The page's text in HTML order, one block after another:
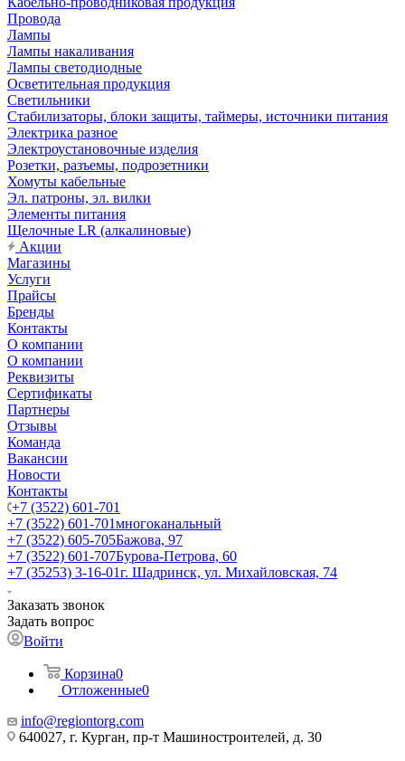
Провода
Лампы
Лампы накаливания
Лампы светодиодные
Осветительная продукция
Светильники
Стабилизаторы, блоки защиты, таймеры, источники питания
Электрика разное
Электроустановочные изделия
Розетки, разъемы, подрозетники
Хомуты кабельные
Эл. патроны, эл. вилки
Элементы питания
Щелочные LR (алкалиновые)
Акции
Магазины
Услуги
Прайсы
Бренды
Контакты
О компании
О компании
Реквизиты
Сертификаты
Партнеры
Отзывы
Команда
Вакансии
Новости
Контакты
+7 (3522) 601-701
+7 (3522) 601-701многоканальный
+7 (3522) 605-705Бажова, 97
+7 (3522) 601-707Бурова-Петрова, 60
+7 (35253) 3-16-01г. Шадринск, ул. Михайловская, 74
Заказать звонок
Задать вопрос
Войти
Корзина0
Отложенные0
info@regiontorg.com
640027, г. Курган, пр-т Машиностроителей, д. 30